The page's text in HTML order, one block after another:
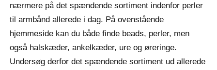
nærmere på det spændende sortiment indenfor perler
til armbånd allerede i dag. På ovenstående
hjemmeside kan du både finde beads, perler, men
også halskæder, ankelkæder, ure og øreringe.
Undersøg derfor det spændende sortiment ud allerede